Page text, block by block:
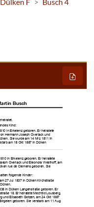















